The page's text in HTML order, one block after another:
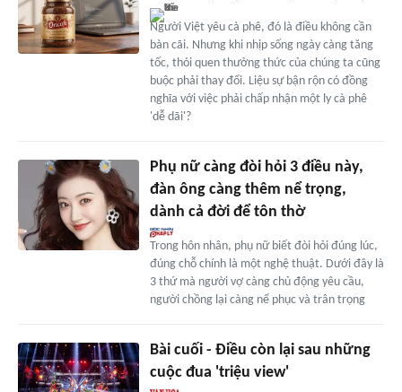
Người Việt yêu cà phê, đó là điều không cần
bàn cãi. Nhưng khi nhịp sống ngày càng tăng
tốc, thói quen thưởng thức của chúng ta cũng
buộc phải thay đổi. Liệu sự bận rộn có đồng
nghĩa với việc phải chấp nhận một ly cà phê
'dễ dãi'?
Phụ nữ càng đòi hỏi 3 điều này,
đàn ông càng thêm nể trọng,
dành cả đời để tôn thờ
Trong hôn nhân, phụ nữ biết đòi hỏi đúng lúc,
đúng chỗ chính là một nghệ thuật. Dưới đây là
3 thứ mà người vợ càng chủ động yêu cầu,
người chồng lại càng nể phục và trân trọng
Bài cuối - Điều còn lại sau những
cuộc đua 'triệu view'